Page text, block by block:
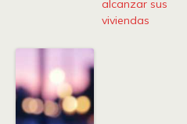
alcanzar sus
viviendas